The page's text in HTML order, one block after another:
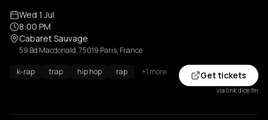
Wed 1 Jul
8:00 PM
Cabaret Sauvage
59 Bd Macdonald, 75019 Paris, France
k-rap trap hip hop rap +1 more Get tickets
via link.dice.fm